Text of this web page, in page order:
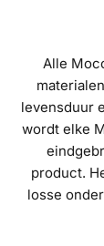
Alle
levensduur
wordt elke
product.
losse